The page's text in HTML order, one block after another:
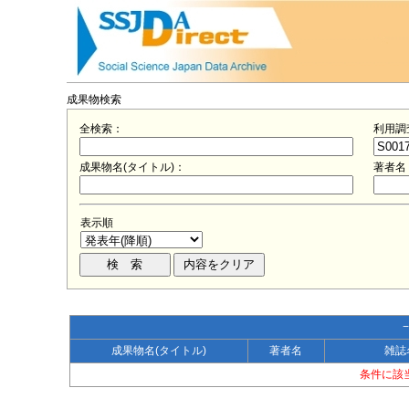
成果物検索
全検索： 利用調
成果物名(タイトル)： 著者名
表示順
成果物名(タイトル)
著者名
雑誌
条件に該